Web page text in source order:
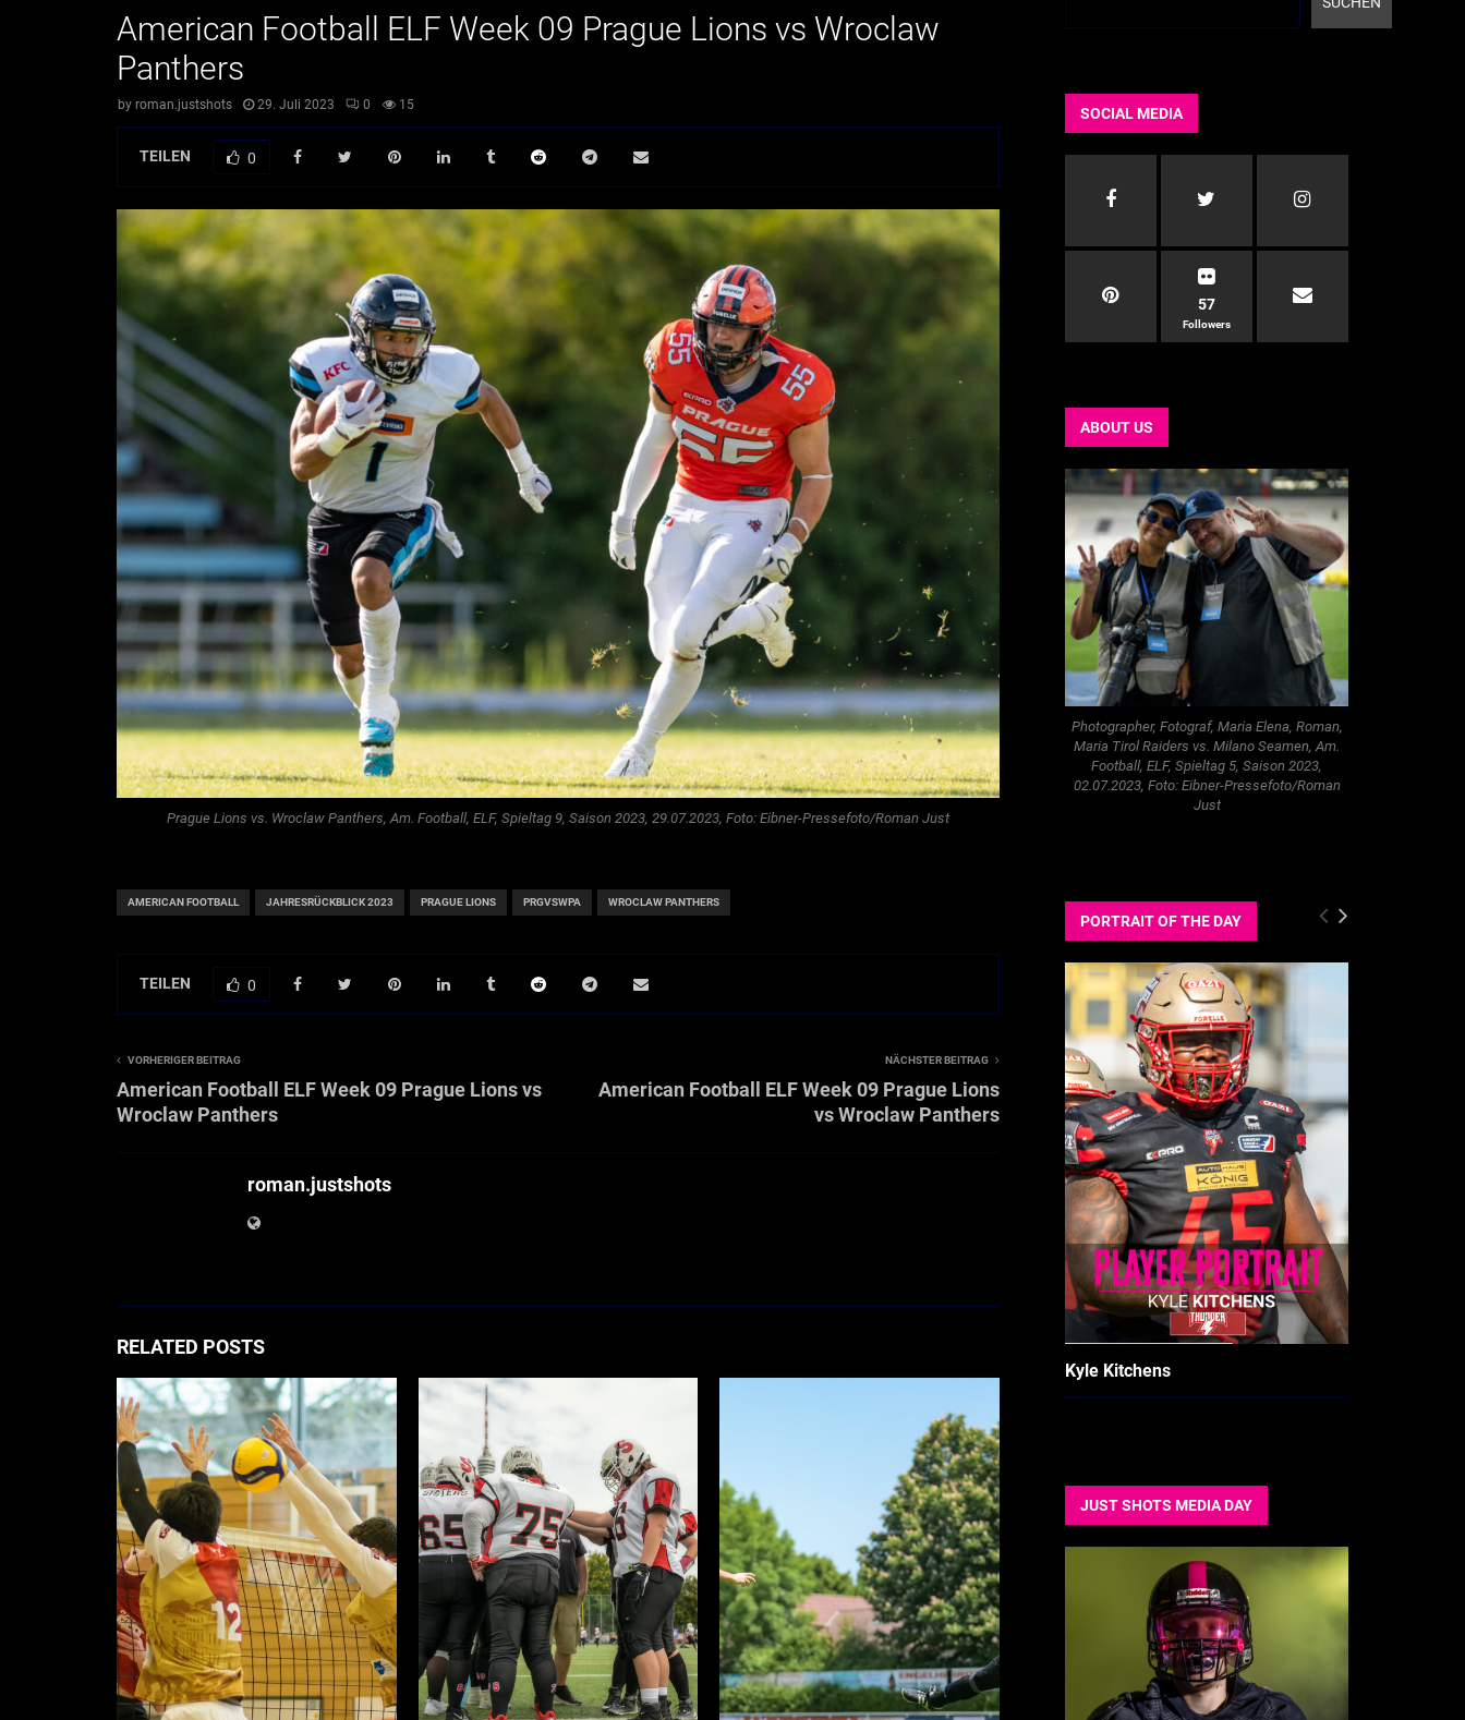
American Football ELF Week 09 Prague Lions vs Wroclaw
Panthers
by roman.justshots 29. Juli 2023 0 15
TEILEN 0
Prague Lions vs. Wroclaw Panthers, Am. Football, ELF, Spieltag 9, Saison 2023, 29.07.2023, Foto: Eibner-Pressefoto/Roman Just
AMERICAN FOOTBALL JAHRESRÜCKBLICK 2023 PRAGUE LIONS PRGVSWPA WROCLAW PANTHERS
TEILEN 0
VORHERIGER BEITRAG
American Football ELF Week 09 Prague Lions vs
Wroclaw Panthers
NÄCHSTER BEITRAG
American Football ELF Week 09 Prague Lions
vs Wroclaw Panthers
roman.justshots
RELATED POSTS
SOCIAL MEDIA
57
Followers
ABOUT US
Photographer, Fotograf, Maria Elena, Roman,
Maria Tirol Raiders vs. Milano Seamen, Am.
Football, ELF, Spieltag 5, Saison 2023,
02.07.2023, Foto: Eibner-Pressefoto/Roman
Just
PORTRAIT OF THE DAY
Kyle Kitchens
JUST SHOTS MEDIA DAY